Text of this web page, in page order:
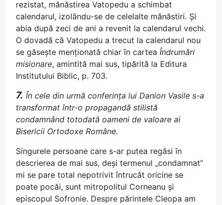
rezistat, mănăstirea Vatopedu a schimbat
calendarul, izolându-se de celelalte mănăstiri. Și
abia după zeci de ani a revenit la calendarul vechi.
O dovadă că Vatopedu a trecut la calendarul nou
se găsește menționată chiar în cartea Îndrumări
misionare, amintită mai sus, tipărită la Editura
Institutului Biblic, p. 703.
7. În cele din urmă conferința lui Danion Vasile s-a
transformat într-o propagandă stilistă
condamnând totodată oameni de valoare ai
Bisericii Ortodoxe Române.
Singurele persoane care s-ar putea regăsi în
descrierea de mai sus, deși termenul „condamnat”
mi se pare total nepotrivit întrucât oricine se
poate pocăi, sunt mitropolitul Corneanu și
episcopul Sofronie. Despre părintele Cleopa am